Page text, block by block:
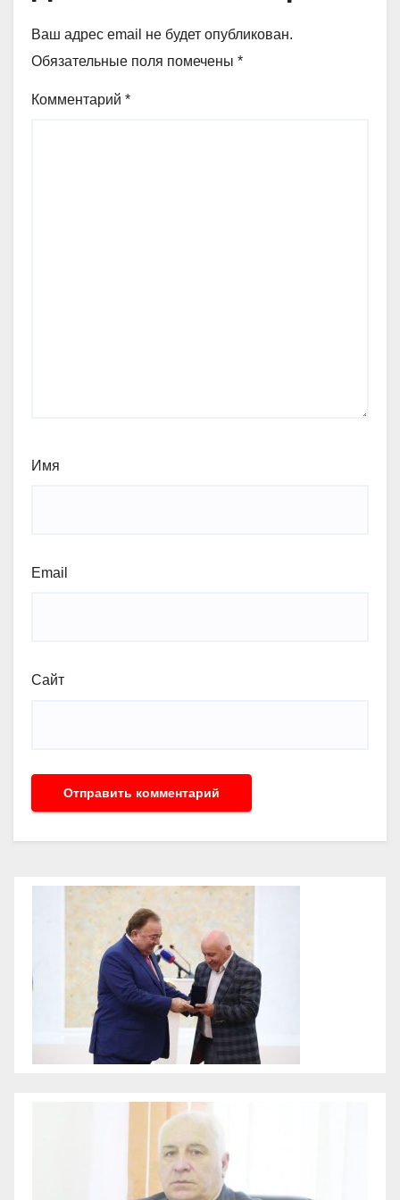
Ваш адрес email не будет опубликован.
Обязательные поля помечены *
Комментарий *
Имя
Email
Сайт